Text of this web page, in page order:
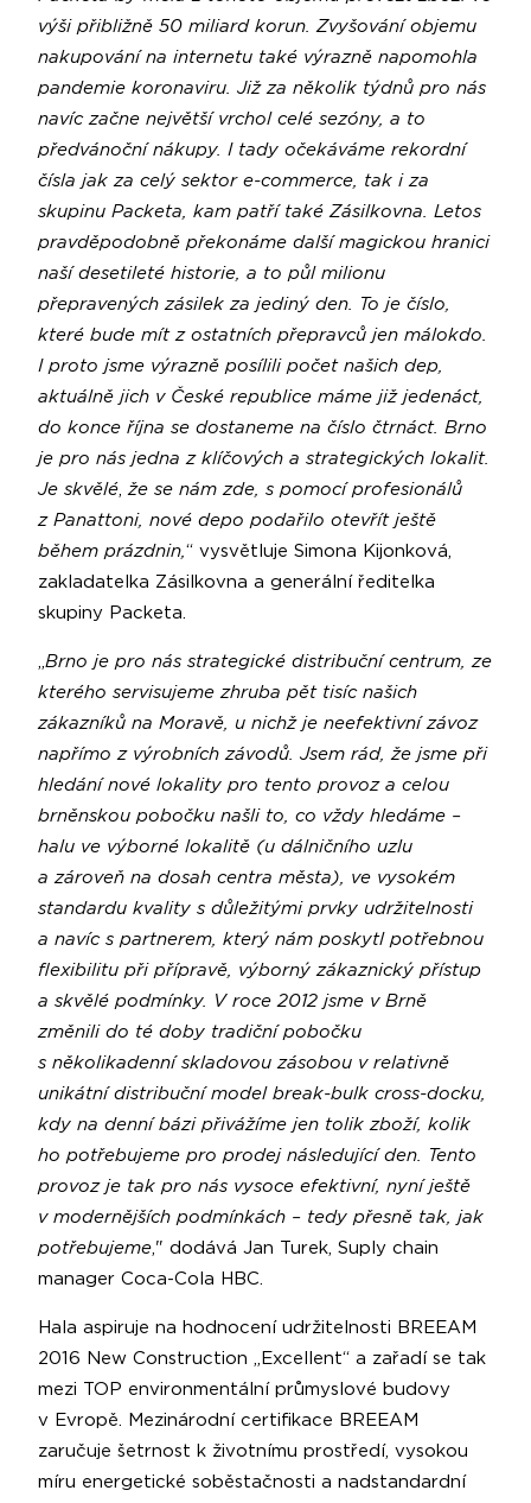
výši přibližně 50 miliard korun. Zvyšování objemu
nakupování na internetu také výrazně napomohla
pandemie koronaviru. Již za několik týdnů pro nás
navíc začne největší vrchol celé sezóny, a to
předvánoční nákupy. I tady očekáváme rekordní
čísla jak za celý sektor e-commerce, tak i za
skupinu Packeta, kam patří také Zásilkovna. Letos
pravděpodobně překonáme další magickou hranici
naší desetileté historie, a to půl milionu
přepravených zásilek za jediný den. To je číslo,
které bude mít z ostatních přepravců jen málokdo.
I proto jsme výrazně posílili počet našich dep,
aktuálně jich v České republice máme již jedenáct,
do konce října se dostaneme na číslo čtrnáct. Brno
je pro nás jedna z klíčových a strategických lokalit.
Je skvělé,že se nám zde, s pomocí profesionálů
z Panattoni, nové depo podařilo otevřít ještě
během prázdnin,“ vysvětluje Simona Kijonková,
zakladatelka Zásilkovna a generální ředitelka
skupiny Packeta.
„Brno je pro nás strategické distribuční centrum, ze
kterého servisujeme zhruba pět tisíc našich
zákazníků na Moravě, u nichž je neefektivní závoz
napřímo z výrobních závodů. Jsem rád, že jsme při
hledání nové lokality pro tento provoz a celou
brněnskou pobočku našli to, co vždy hledáme –
halu ve výborné lokalitě (u dálničního uzlu
a zároveň na dosah centra města), ve vysokém
standardu kvality s důležitými prvky udržitelnosti
a navíc s partnerem, který nám poskytl potřebnou
flexibilitu při přípravě, výborný zákaznický přístup
a skvělé podmínky. V roce 2012 jsme v Brně
změnili do té doby tradiční pobočku
s několikadenní skladovou zásobou v relativně
unikátní distribuční model break-bulk cross-docku,
kdy na denní bázi přivážíme jen tolik zboží, kolik
ho potřebujeme pro prodej následující den. Tento
provoz je tak pro nás vysoce efektivní, nyní ještě
v modernějších podmínkách – tedy přesně tak, jak
potřebujeme," dodává Jan Turek, Suply chain
manager Coca-Cola HBC.
Hala aspiruje na hodnocení udržitelnosti BREEAM
2016 New Construction „Excellent“ a zařadí se tak
mezi TOP environmentální průmyslové budovy
v Evropě. Mezinárodní certifikace BREEAM
zaručuje šetrnost k životnímu prostředí, vysokou
míru energetické soběstačnosti a nadstandardní